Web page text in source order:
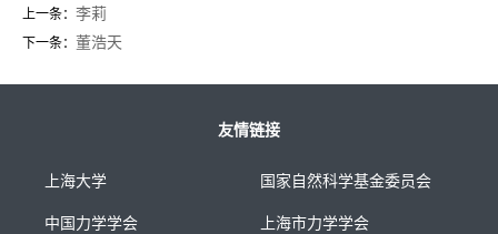
上一条： 李莉
下一条： 董浩天
友情链接
上海大学 国家自然科学基金委员会
中国力学学会 上海市力学学会